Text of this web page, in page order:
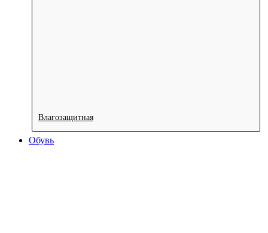
Влагозащитная
Обувь